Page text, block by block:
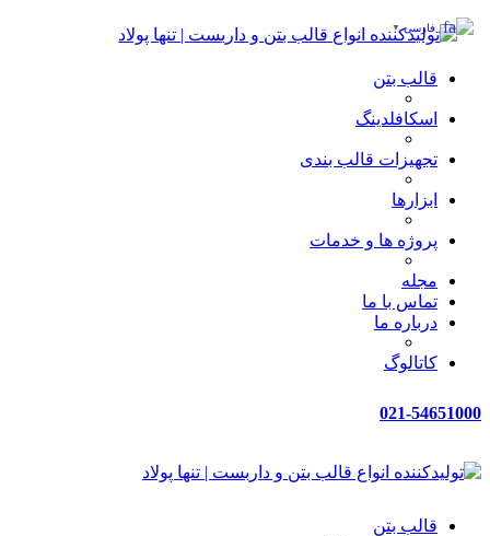
قالب بتن
اسکافلدینگ
تجهیزات قالب بندی
ابزارها
پروژه ها و خدمات
مجله
تماس با ما
درباره ما
کاتالوگ
021-54651000
قالب بتن
فارسی ▼